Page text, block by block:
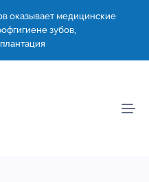
оказывает медицинские
зубов,